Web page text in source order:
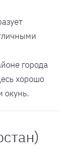
города
хорошо
окунь.